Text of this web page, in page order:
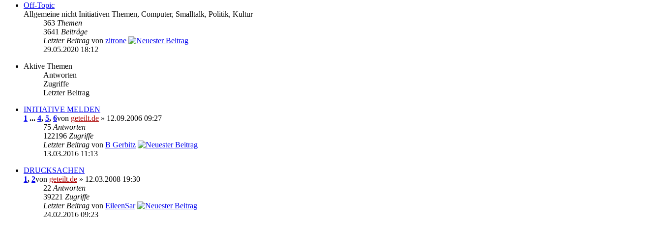
Off-Topic
Allgemeine nicht Initiativen Themen, Computer, Smalltalk, Politik, Kultur
363 Themen
3641 Beiträge
Letzter Beitrag von zitrone
29.05.2020 18:12
Aktive Themen
Antworten
Zugriffe
Letzter Beitrag
INITIATIVE MELDEN
1 ... 4, 5, 6von geteilt.de » 12.09.2006 09:27
75 Antworten
122196 Zugriffe
Letzter Beitrag von B Gerbitz
13.03.2016 11:13
DRUCKSACHEN
1, 2von geteilt.de » 12.03.2008 19:30
22 Antworten
39221 Zugriffe
Letzter Beitrag von EileenSar
24.02.2016 09:23